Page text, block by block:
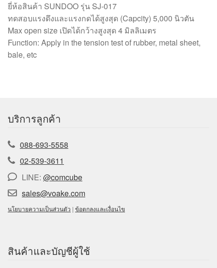
ยี่ห้อสินค้า SUNDOO รุ่น SJ-017
ทดสอบแรงดึงและแรงกดได้สูงสุด (Capcity) 5,000 นิวตัน
Max open size เปิดได้กว้างสูงสุด 4 มิลลิเมตร
Function: Apply in the tension test of rubber, metal sheet,
bale, etc
บริการลูกค้า
088-693-5558
02-539-3611
LINE: @comcube
sales@voake.com
นโยบายความเป็นส่วนตัว | ข้อตกลงและเงื่อนไข
สินค้าและบัญชีผู้ใช้